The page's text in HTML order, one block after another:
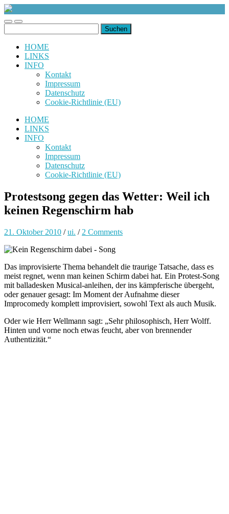
uiuiuiuiuiuiui.de
Toggle
mobile
Toggle
search
nach:
HOME
LINKS
INFO
Kontakt
Impressum
Datenschutz
Cookie-Richtlinie (EU)
HOME
LINKS
INFO
Kontakt
Impressum
Datenschutz
Cookie-Richtlinie (EU)
Protestsong gegen das Wetter: Weil ich
keinen Regenschirm hab
21. Oktober 2010 /ui. / 2 Comments
Das improvisierte Thema behandelt die traurige Tatsache, dass es
meist regnet, wenn man keinen Schirm dabei hat. Ein Protest-Song
mit balladesken Musical-anleihen, der ins kämpferische übergeht,
oder genauer gesagt: Im Moment der Aufnahme dieser
Improcomedy komplett improvisiert, sowohl Text als auch Musik.
Oder wie Herr Wellmann sagt: „Sehr philosophisch, Herr Wolff.
Hinten und vorne noch etwas feucht, aber von brennender
Authentizität.“